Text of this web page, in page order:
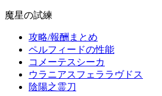
魔星の試練
攻略/報酬まとめ
ペルフィードの性能
コメーテスシーカ
ウラニアスフェララヴドス
陰陽之霊刀